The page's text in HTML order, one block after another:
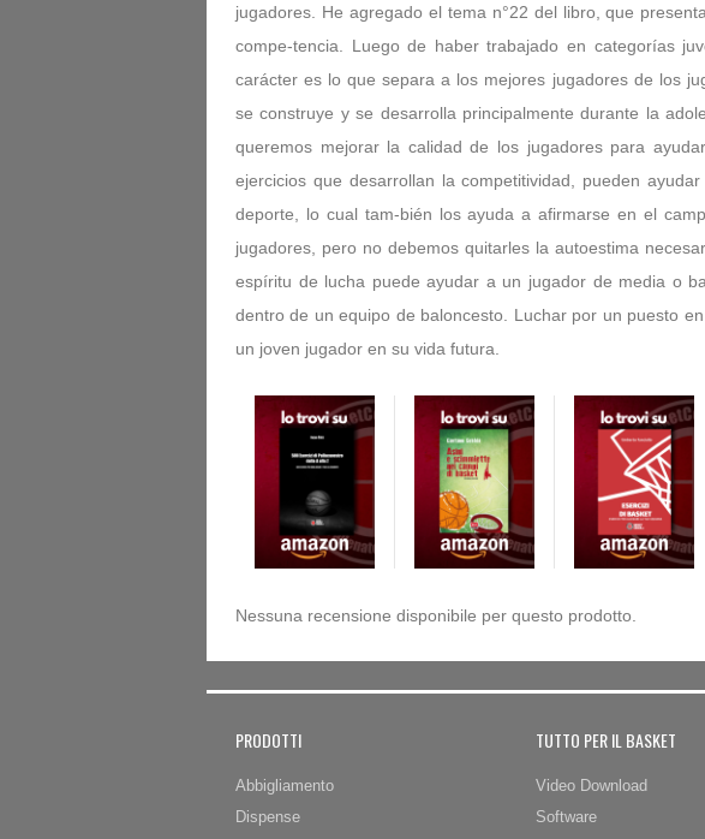
jugadores. He agregado el tema n°22 del libro, que
compe-tencia. Luego de haber trabajado en categorías
carácter es lo que separa a los mejores jugadores de los
se construye y se desarrolla principalmente durante la
queremos mejorar la calidad de los jugadores para
ejercicios que desarrollan la competitividad, pueden
deporte, lo cual tam-bién los ayuda a afirmarse en el
jugadores, pero no debemos quitarles la autoestima
espíritu de lucha puede ayudar a un jugador de media o
dentro de un equipo de baloncesto. Luchar por un puesto
un joven jugador en su vida futura.
Nessuna recensione disponibile per questo prodotto.
PRODOTTI
Abbigliamento
Dispense
TUTTO PER IL BASKET
Video Download
Software